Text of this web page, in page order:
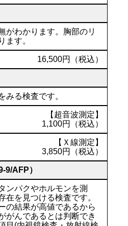
がわかります。胸部のリ
ます。
16,500円（税込）
みる検査です。
【超音波測定】
1,100円（税込）
【Ｘ線測定】
3,850円（税込）
9/AFP）
ンパクやホルモンを測
在を見つける検査です。
の結果が高値であるから
がんであるとは判断でき